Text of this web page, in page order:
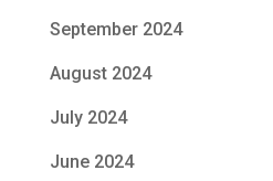
September 2024
August 2024
July 2024
June 2024